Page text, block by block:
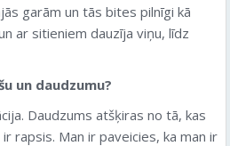
garām un tās bites pilnīgi kā
ar sitieniem dauzīja viņu, līdz
un daudzumu?
Daudzums atšķiras no tā, kas
rapsis. Man ir paveicies, ka man ir